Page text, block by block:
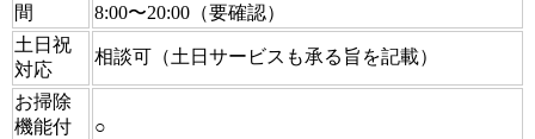
間
8:00〜20:00（要確認）
土日祝
対応
相談可（土日サービスも承る旨を記載）
お掃除
機能付
○